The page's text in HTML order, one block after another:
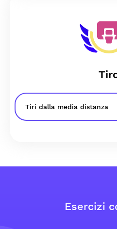
Tiri dalla media distanza
Esercizi